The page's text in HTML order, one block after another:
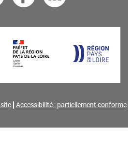
Accessibilité : partiellement conforme